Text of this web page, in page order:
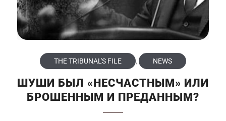
ШУШИ БЫЛ «НЕСЧАСТНЫМ» ИЛИ
БРОШЕННЫМ И ПРЕДАННЫМ?
THE TRIBUNAL'S FILE , NEWS